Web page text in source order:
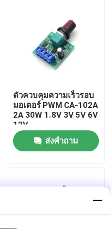
ตัวควบคุมความเร็วรอบ
มอเตอร์ PWM CA-102A
2A 30W 1.8V 3V 5V 6V
12V
ส่งคำถาม